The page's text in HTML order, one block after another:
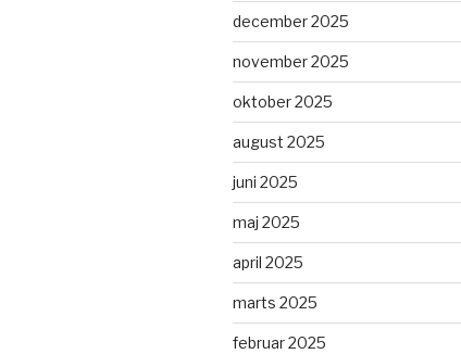
december 2025
november 2025
oktober 2025
august 2025
juni 2025
maj 2025
april 2025
marts 2025
februar 2025